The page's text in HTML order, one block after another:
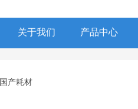
关于我们 产品中心
国产耗材